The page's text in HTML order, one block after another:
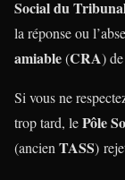
Social du
la réponse ou
amiable(CRA)
Si vous ne
trop tard, lePôle
(ancienTASS)